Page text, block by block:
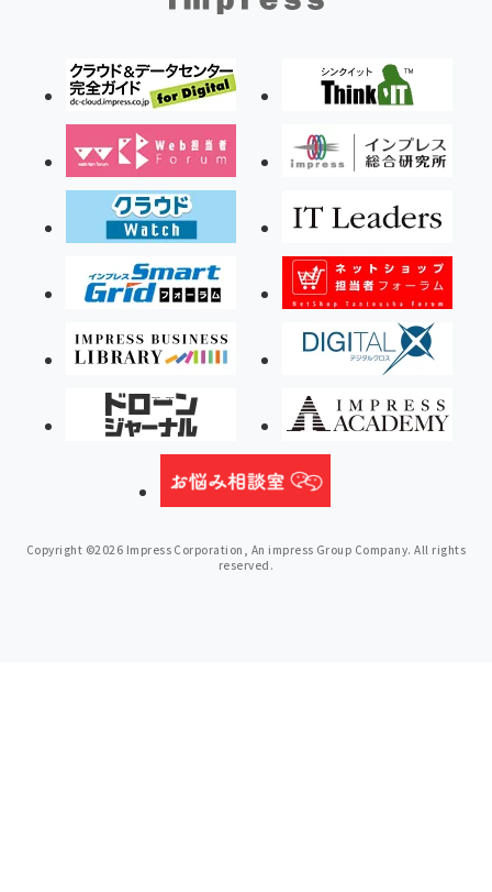
Copyright ©2026 Impress Corporation, An impress Group Company. All rights
reserved.